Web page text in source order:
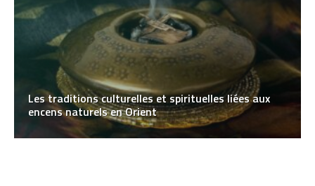
Les traditions culturelles et spirituelles liées aux
encens naturels en Orient